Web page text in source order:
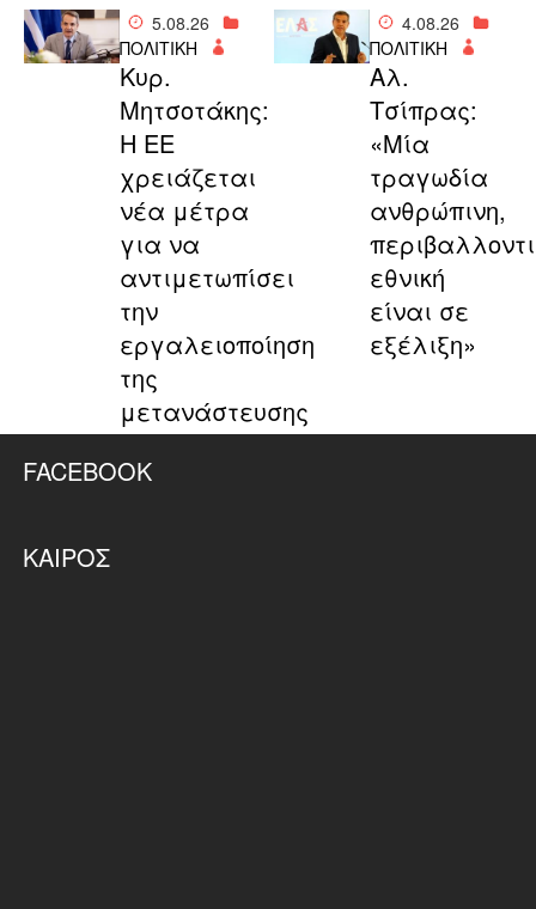
5.08.26
ΠΟΛΙΤΙΚΗ
Κυρ.
Μητσοτάκης:
Η ΕΕ
χρειάζεται
νέα μέτρα
για να
αντιμετωπίσει
την
εργαλειοποίηση
της
μετανάστευσης
4.08.26
ΠΟΛΙΤΙΚΗ
Αλ.
Τσίπρας:
«Μία
τραγωδία
ανθρώπινη,
εθνική
είναι σε
εξέλιξη»
FACEBOOK
ΚΑΙΡΌΣ